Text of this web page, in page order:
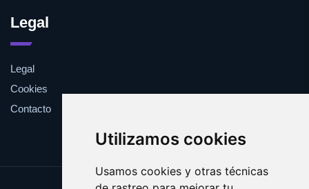
Utilizamos cookies
Usamos cookies y otras técnicas
Legal
Legal
Cookies
Contacto